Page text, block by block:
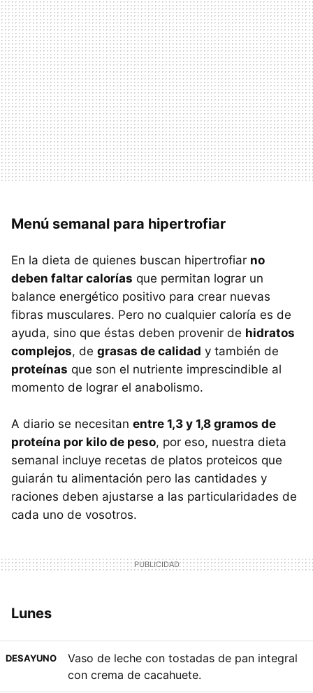
Menú semanal para hipertrofiar
En la dieta de quienes buscan hipertrofiar no
deben faltar calorías que permitan lograr un
balance energético positivo para crear nuevas
fibras musculares. Pero no cualquier caloría es de
ayuda, sino que éstas deben provenir de hidratos
complejos, de grasas de calidad y también de
proteínas que son el nutriente imprescindible al
momento de lograr el anabolismo.
A diario se necesitan entre 1,3 y 1,8 gramos de
proteína por kilo de peso, por eso, nuestra dieta
semanal incluye recetas de platos proteicos que
guiarán tu alimentación pero las cantidades y
raciones deben ajustarse a las particularidades de
cada uno de vosotros.
Lunes
DESAYUNO
Vaso de leche con tostadas de pan integral
con crema de cacahuete.